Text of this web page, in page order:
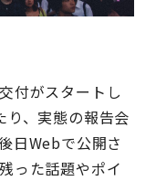
付がスタートし
り、実態の報告会
日Webで公開さ
った話題やポイ